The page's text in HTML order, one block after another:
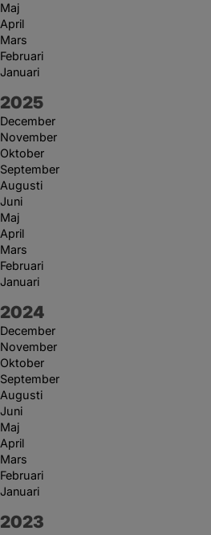
Maj
April
Mars
Februari
Januari
År:
2025
December
November
Oktober
September
Augusti
Juni
Maj
April
Mars
Februari
Januari
År:
2024
December
November
Oktober
September
Augusti
Juni
Maj
April
Mars
Februari
Januari
År:
2023